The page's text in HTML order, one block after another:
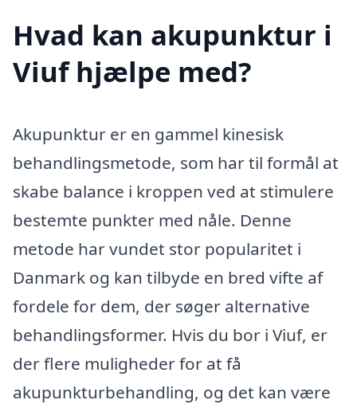
Hvad kan akupunktur i
Viuf hjælpe med?
Akupunktur er en gammel kinesisk
behandlingsmetode, som har til formål at
skabe balance i kroppen ved at stimulere
bestemte punkter med nåle. Denne
metode har vundet stor popularitet i
Danmark og kan tilbyde en bred vifte af
fordele for dem, der søger alternative
behandlingsformer. Hvis du bor i Viuf, er
der flere muligheder for at få
akupunkturbehandling, og det kan være